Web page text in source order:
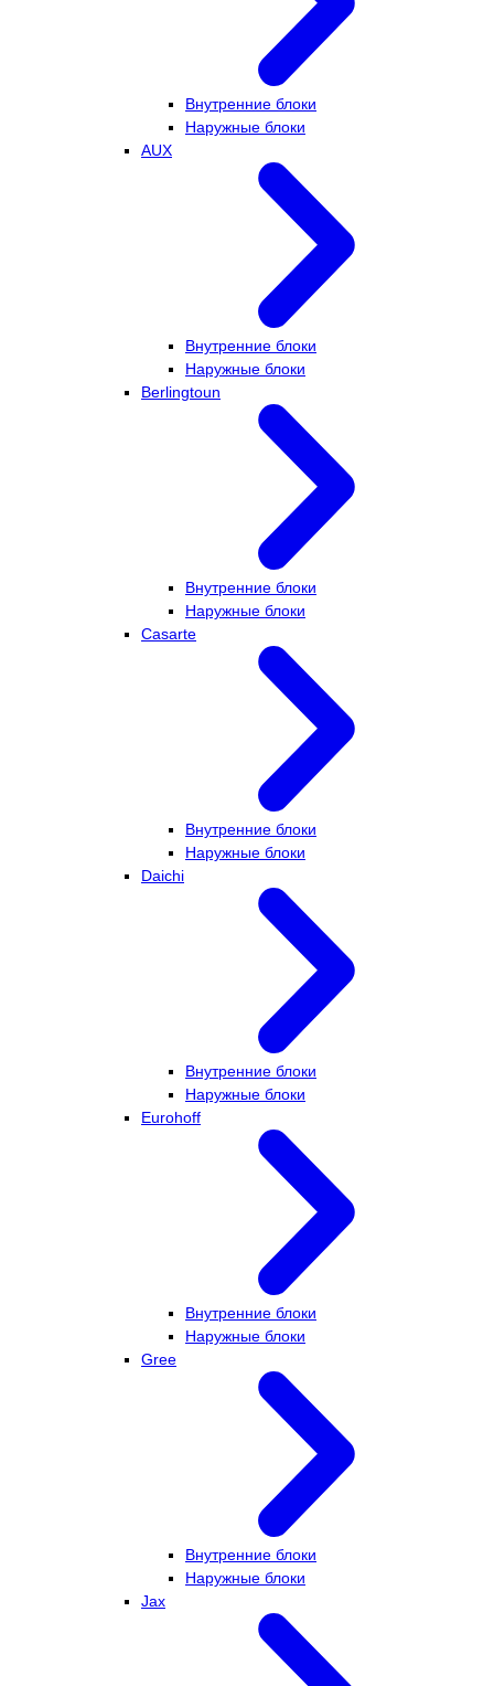
Внутренние блоки
Наружные блоки
AUX
Внутренние блоки
Наружные блоки
Berlingtoun
Внутренние блоки
Наружные блоки
Casarte
Внутренние блоки
Наружные блоки
Daichi
Внутренние блоки
Наружные блоки
Eurohoff
Внутренние блоки
Наружные блоки
Gree
Внутренние блоки
Наружные блоки
Jax